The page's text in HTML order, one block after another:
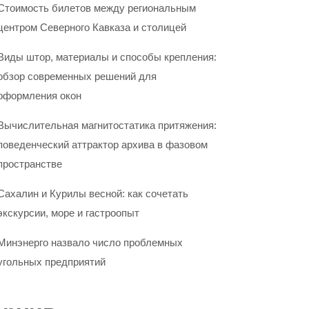
билетов между региональным
Северного Кавказа и столицей
штор, материалы и способы крепления:
современных решений для
окон
магнитостатика притяжения:
аттрактор архива в фазовом
и Курилы весной: как сочетать
море и гастроопыт
назвало число проблемных
предприятий